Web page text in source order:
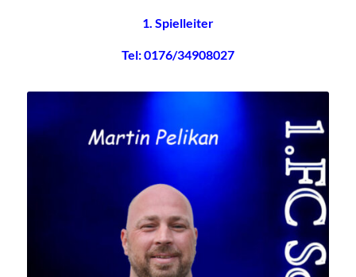
1. Spielleiter
Tel: 0176/34908027